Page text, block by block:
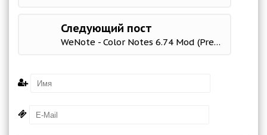
Следующий пост
WeNote - Color Notes 6.74 Mod (Premium)